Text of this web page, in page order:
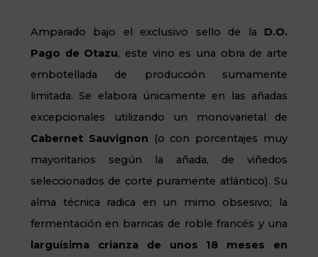
Amparado bajo el exclusivo sello de la D.O.
Pago de Otazu, este vino es una obra de arte
embotellada de producción sumamente
limitada. Se elabora únicamente en las añadas
excepcionales utilizando un monovarietal de
Cabernet Sauvignon (o con porcentajes muy
mayoritarios según la añada, de viñedos
seleccionados de corte puramente atlántico). Su
alma técnica radica en un mimo obsesivo; la
fermentación en barricas de roble francés y una
larguísima crianza de unos 18 meses en